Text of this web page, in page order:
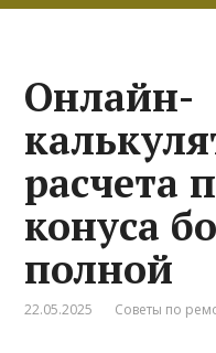
Онлайн-
расчета
конуса
полной
22.05.2025 Советы по